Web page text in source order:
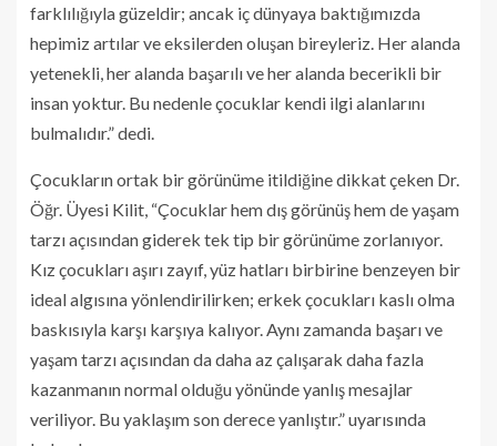
farklılığıyla güzeldir; ancak iç dünyaya baktığımızda
hepimiz artılar ve eksilerden oluşan bireyleriz. Her alanda
yetenekli, her alanda başarılı ve her alanda becerikli bir
insan yoktur. Bu nedenle çocuklar kendi ilgi alanlarını
bulmalıdır.” dedi.
Çocukların ortak bir görünüme itildiğine dikkat çeken Dr.
Öğr. Üyesi Kilit, “Çocuklar hem dış görünüş hem de yaşam
tarzı açısından giderek tek tip bir görünüme zorlanıyor.
Kız çocukları aşırı zayıf, yüz hatları birbirine benzeyen bir
ideal algısına yönlendirilirken; erkek çocukları kaslı olma
baskısıyla karşı karşıya kalıyor. Aynı zamanda başarı ve
yaşam tarzı açısından da daha az çalışarak daha fazla
kazanmanın normal olduğu yönünde yanlış mesajlar
veriliyor. Bu yaklaşım son derece yanlıştır.” uyarısında